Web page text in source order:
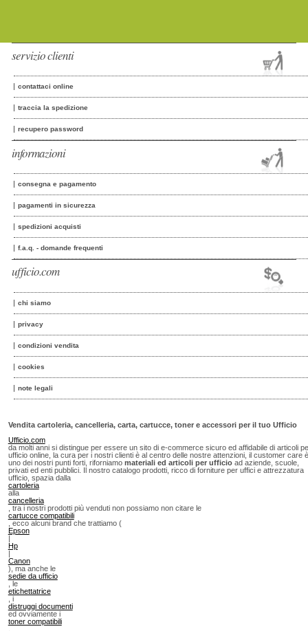
servizio clienti
contattaci online
traccia la spedizione
recupero password
informazioni
consegna e pagamento
pagamenti in sicurezza
spedizioni acquisti
f.a.q. - domande frequenti
ufficio.com
chi siamo
privacy
condizioni vendita
cookies
note legali
Vendita cartoleria, cancelleria, carta, cartucce, toner e accessori per il tuo Ufficio
Ufficio.com
da molti anni si distingue per essere un sito di e-commerce sicuro ed affidabile di articoli
ufficio online, la cura per i nostri clienti è al centro delle nostre attenzioni, il customer care è
uno dei nostri punti forti, riforniamo materiali ed articoli per ufficioad aziende, scuole,
privati ed enti pubblici. Il nostro catalogo prodotti, ricco di forniture per uffici e attrezzatura
ufficio, spazia dalla
cartoleria
alla
cancelleria
, tra i nostri prodotti più venduti non possiamo non citare le
cartucce compatibili
, ecco alcuni brand che trattiamo (
Epson
|
Hp
|
Canon
), ma anche le
sedie da ufficio
, le
etichettatrice
, i
distruggi documenti
ed ovviamente i
toner compatibili